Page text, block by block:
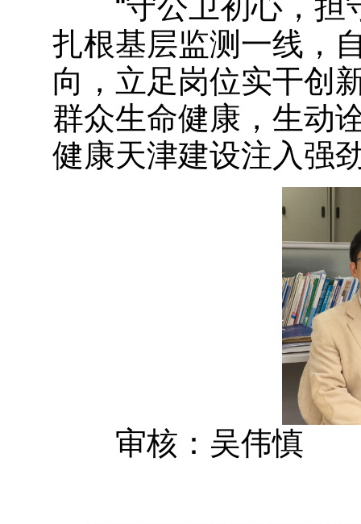
扎根基层监测一线，
向，立足岗位实干创
群众生命健康，生动
健康天津建设注入强
审核：吴伟慎